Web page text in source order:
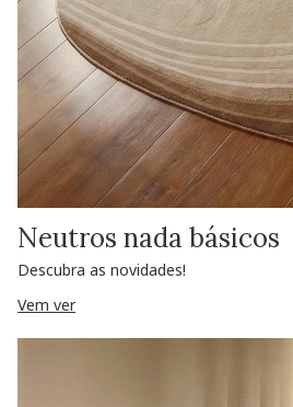
Neutros nada básicos
Descubra as novidades!
Vem ver